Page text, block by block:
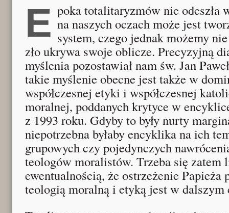
Epoka totalitaryzmów nie odeszła w przeszłość, a nawet na naszych oczach może jest
system, czego jednak możemy
zło ukrywa swoje oblicze. Precyzyjną
myślenia pozostawiał nam św. Jan
takie myślenie obecne jest także w
współczesnej etyki i współczesnej
moralnej, poddanych krytyce w
z 1993 roku. Gdyby to były nurty
niepotrzebna byłaby encyklika na ich
grupowych czy pojedynczych
teologów moralistów. Trzeba się zatem
ewentualnością, że ostrzeżenie Papieża
teologią moralną i etyką jest w dalszym